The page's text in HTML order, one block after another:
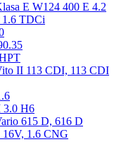
E W124 400 E 4.2
1.6 TDCi
II 113 CDI, 113 CDI
3.0 H6
615 D, 616 D
1.6 CNG